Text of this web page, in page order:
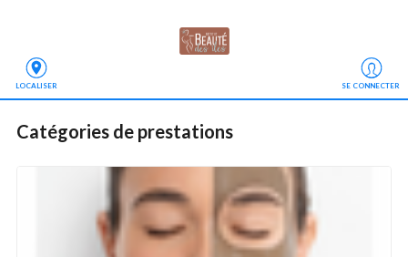
LOCALISER SE CONNECTER
Catégories de prestations